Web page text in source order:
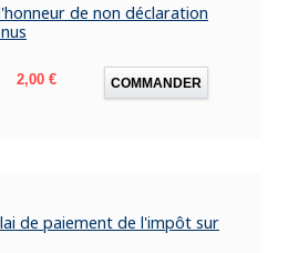
de non déclaration
Prix
2,00 € COMMANDER
de paiement de l'impôt sur